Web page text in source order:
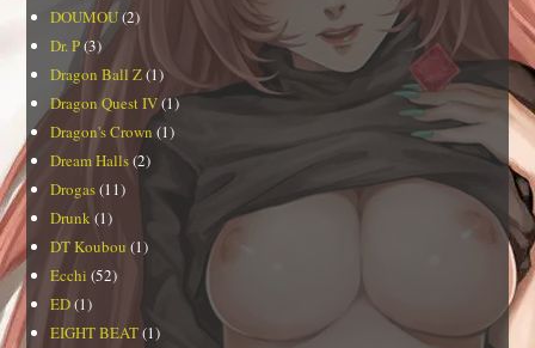
DOUMOU(2)
Dr. P(3)
Dragon Ball Z(1)
Dragon Quest IV(1)
Dragon's Crown (1)
Dream Halls(2)
Drogas(11)
Drunk (1)
DT Koubou (1)
Ecchi (52)
ED(1)
EIGHT BEAT(1)